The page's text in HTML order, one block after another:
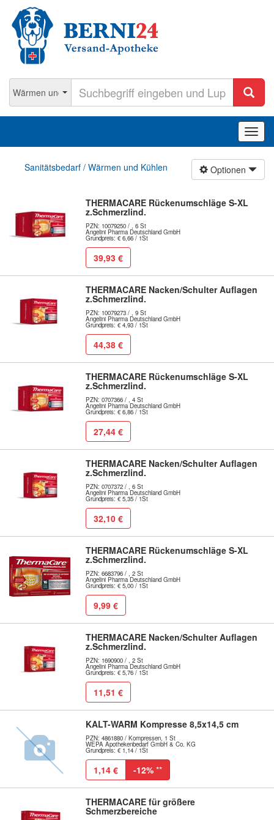
ein-/
Optionen
Sanitätsbedarf / Wärmen und Kühlen
THERMACARE Rückenumschläge S-XL
z.Schmerzlind.
PZN: 10079250 / , 6 St
Angelini Pharma Deutschland GmbH
Grundpreis: € 6,66 / 1St
39,93 €
THERMACARE Nacken/Schulter Auflagen
z.Schmerzlind.
PZN: 10079273 / , 9 St
Angelini Pharma Deutschland GmbH
Grundpreis: € 4,93 / 1St
44,38 €
THERMACARE Rückenumschläge S-XL
z.Schmerzlind.
PZN: 0707366 / , 4 St
Angelini Pharma Deutschland GmbH
Grundpreis: € 6,86 / 1St
27,44 €
THERMACARE Nacken/Schulter Auflagen
z.Schmerzlind.
PZN: 0707372 / , 6 St
Angelini Pharma Deutschland GmbH
Grundpreis: € 5,35 / 1St
32,10 €
THERMACARE Rückenumschläge S-XL
z.Schmerzlind.
PZN: 6683796 / , 2 St
Angelini Pharma Deutschland GmbH
Grundpreis: € 5,00 / 1St
9,99 €
THERMACARE Nacken/Schulter Auflagen
z.Schmerzlind.
PZN: 1690900 / , 2 St
Angelini Pharma Deutschland GmbH
Grundpreis: € 5,76 / 1St
11,51 €
KALT-WARM Kompresse 8,5x14,5 cm
PZN: 4861880 / Kompressen, 1 St
WEPA Apothekenbedarf GmbH & Co. KG
Grundpreis: € 1,14 / 1St
1,14 € -12% **
THERMACARE für größere
Schmerzbereiche